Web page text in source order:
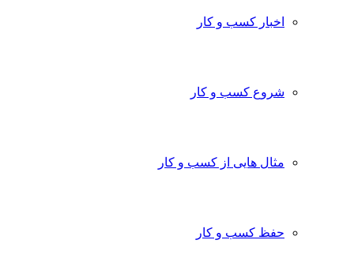
اخبار کسب و کار
شروع کسب و کار
مثال هایی از کسب و کار
حفظ کسب و کار